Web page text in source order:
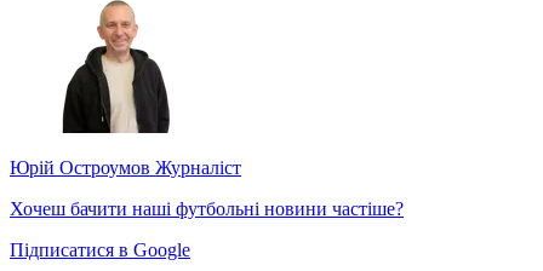
Юрій Остроумов Журналіст
Хочеш бачити наші футбольні новини частіше?
Підписатися в Google